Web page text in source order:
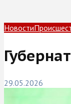
Новости
29.05.2026